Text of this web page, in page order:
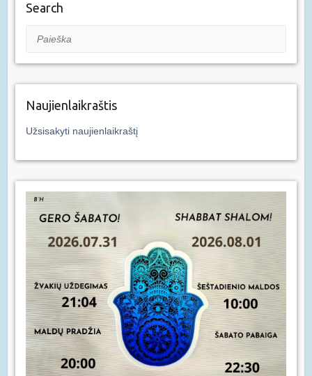
Search
Paieška
Naujienlaikraštis
Užsisakyti naujienlaikraštį